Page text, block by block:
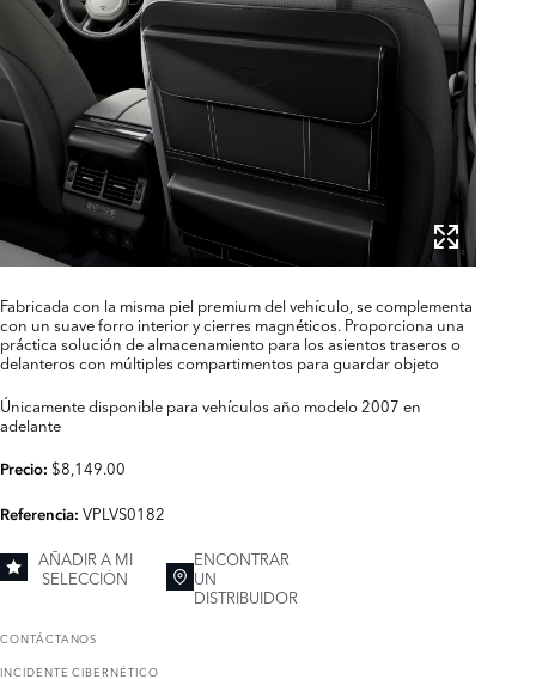
Fabricada con la misma piel premium del vehículo, se complementa
con un suave forro interior y cierres magnéticos. Proporciona una
práctica solución de almacenamiento para los asientos traseros o
delanteros con múltiples compartimentos para guardar objeto
Únicamente disponible para vehículos año modelo 2007 en
adelante
Precio: $8,149.00
Referencia: VPLVS0182
AÑADIR A MI
SELECCIÓN
ENCONTRAR
UN
DISTRIBUIDOR
CONTÁCTANOS
INCIDENTE CIBERNÉTICO